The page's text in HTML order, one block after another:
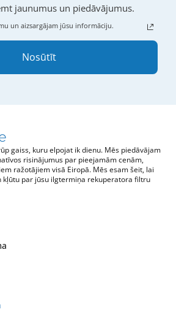
jaunumus un piedāvājumus.
un aizsargājam jūsu informāciju.
Nosūtīt
gaiss, kuru elpojat ik dienu. Mēs piedāvājam
risinājumus par pieejamām cenām,
ražotājiem visā Eiropā. Mēs esam šeit, lai
kļūtu par jūsu ilgtermiņa rekuperatora filtru